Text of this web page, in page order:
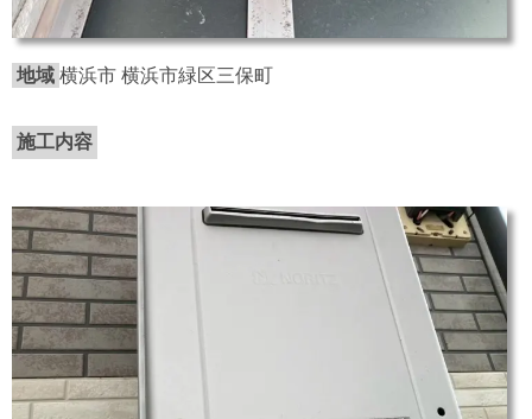
地域 横浜市 横浜市緑区三保町
施工内容